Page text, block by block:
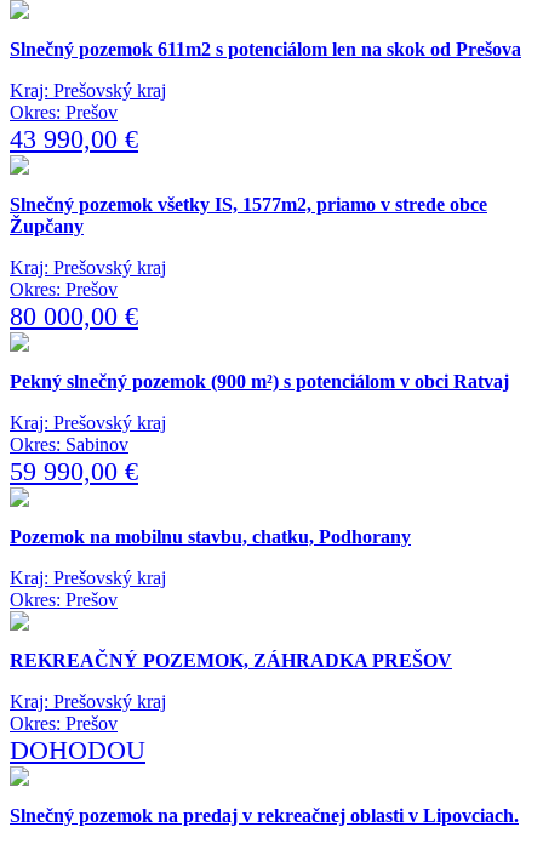
Slnečný pozemok 611m2 s potenciálom len na skok od Prešova
Kraj: Prešovský kraj
Okres: Prešov
43 990,00 €
Slnečný pozemok všetky IS, 1577m2, priamo v strede obce
Župčany
Kraj: Prešovský kraj
Okres: Prešov
80 000,00 €
Pekný slnečný pozemok (900 m²) s potenciálom v obci Ratvaj
Kraj: Prešovský kraj
Okres: Sabinov
59 990,00 €
Pozemok na mobilnu stavbu, chatku, Podhorany
Kraj: Prešovský kraj
Okres: Prešov
REKREAČNÝ POZEMOK, ZÁHRADKA PREŠOV
Kraj: Prešovský kraj
Okres: Prešov
DOHODOU
Slnečný pozemok na predaj v rekreačnej oblasti v Lipovciach.